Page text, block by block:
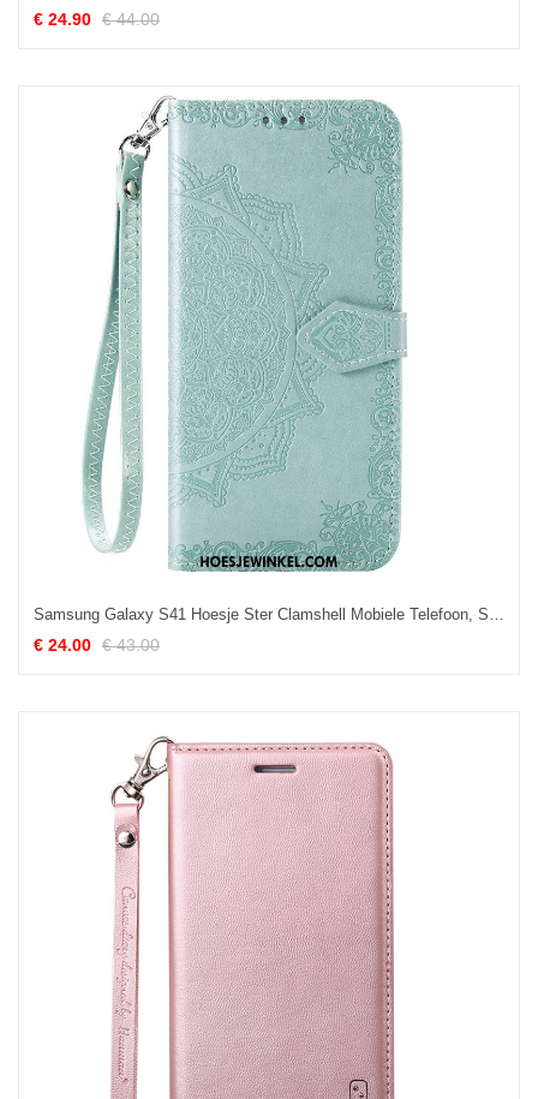
€ 24.90 € 44.00
Samsung Galaxy S41 Hoesje Ster Clamshell Mobiele Telefoon, Samsung Galaxy S41 Hoesje Leren Etui Blauw
€ 24.00 € 43.00